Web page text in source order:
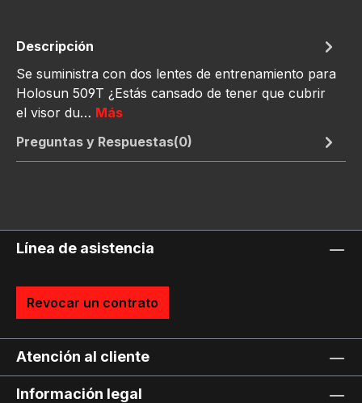
Descripción
Se suministra con dos lentes de entrenamiento para
Holosun 509T ¿Estás cansado de tener que cubrir
el visor du… Más
Preguntas y Respuestas(0)
Línea de asistencia
Revocar un contrato
Atención al cliente
Información legal